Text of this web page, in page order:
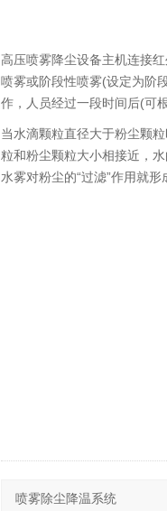
高压喷雾降尘设备主机连接
喷雾或阶段性喷雾(设定为阶
作，人员经过一段时间后(可
当水滴颗粒直径大于粉尘颗
粒和粉尘颗粒大小相接近，
水雾对粉尘的“过滤”作用就形